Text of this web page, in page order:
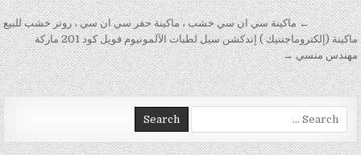
تصفّح المقالات
← ماكينة سي ان سي خشب ، ماكينة حفر سي ان سي ، روتر خشب للبيع
ماكينة (إلكتروماجنتيك ) إندكشن سيل لطبات الآلمونيوم فويل كود 201 ماركة
مهندس منسي →
Search for: